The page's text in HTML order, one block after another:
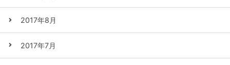
2017年8月
2017年7月